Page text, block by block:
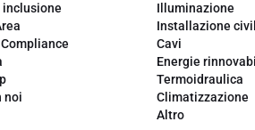
inclusione
noi
Illuminazione
Installazione
Cavi
Energie
Termoidraulica
Climatizzazione
Altro